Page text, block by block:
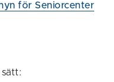
för Seniorcenter